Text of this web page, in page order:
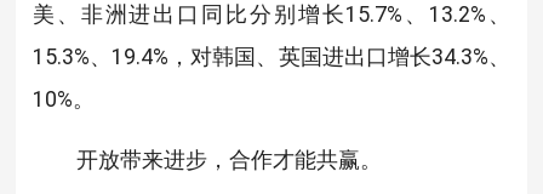
美、非洲进出口同比分别增长15.7%、13.2%、
15.3%、19.4%，对韩国、英国进出口增长34.3%、
10%。
开放带来进步，合作才能共赢。